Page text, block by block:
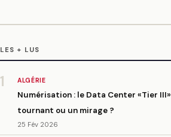
LES + LUS
1 ALGÉRIE
Numérisation : le Data Center «Tier
tournant ou un mirage ?
25 Fév 2026